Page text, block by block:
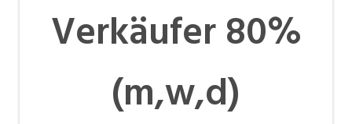
Sicherheit, Rettung, Polizei, Zoll
Verkäufer 80%
(m,w,d)